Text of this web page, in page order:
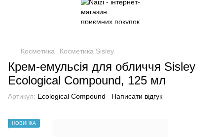
Косметика Косметика Sisley
Крем-емульсія для обличчя Sisley
Ecological Compound, 125 мл
Артикул: Ecological Compound Написати відгук
НОВИНКА